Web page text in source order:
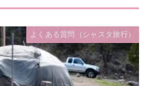
よくある質問（シャスタ旅行）